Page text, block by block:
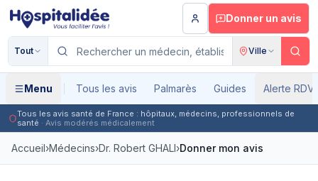
Aller au contenu principal
Donner un avis
Tout Ville
Menu Tous les avis Palmarès Guides Alerte RDV
Tous les avis santé de France : hôpitaux, médecins, professionnels de
santé · Avis modérés médicalement
Accueil›Médecins›Dr. Robert GHALI›Donner mon avis